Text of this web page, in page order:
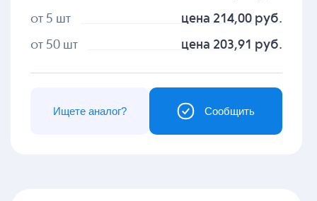
от 5 шт цена 214,00 руб.
от 50 шт цена 203,91 руб.
Сообщить
Ищете аналог?